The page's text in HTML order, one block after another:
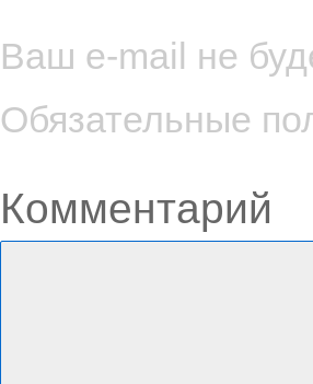
Ваш e-mail не
Обязательные
Комментарий